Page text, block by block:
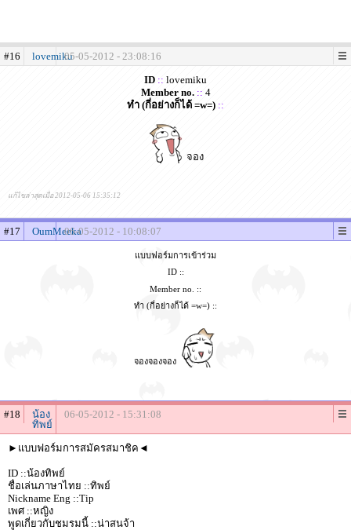
#16 lovemiku05-05-2012 - 23:08:16
ID :: lovemiku
Member no. :: 4
ทำ (กี่อย่างก็ได้ =w=) ::
จอง
แก้ไขล่าสุดเมื่อ 2012-05-06 15:35:12
#17 OumMeeka06-05-2012 - 10:08:07
แบบฟอร์มการเข้าร่วม
ID ::
Member no. ::
ทำ (กี่อย่างก็ได้ =w=) ::
จองจองจอง
#18
น้อง
ทิพย์
06-05-2012 - 15:31:08
►แบบฟอร์มการสมัครสมาชิค◄
ID ::น้องทิพย์
ชื่อเล่นภาษาไทย ::ทิพย์
Nickname Eng ::Tip
เพศ ::หญิง
พูดเกี่ยวกับชมรมนี้ ::น่าสนจ้า